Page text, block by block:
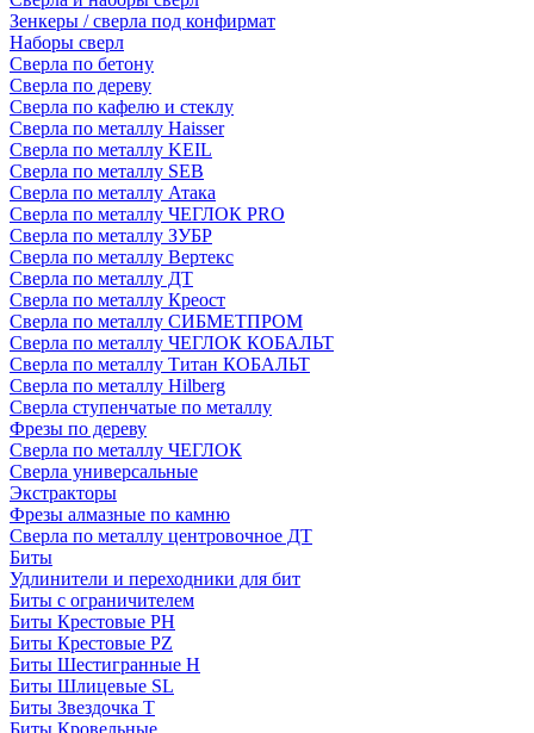
Зенкеры / сверла под конфирмат
Наборы сверл
Сверла по бетону
Сверла по дереву
Сверла по кафелю и стеклу
Сверла по металлу Haisser
Сверла по металлу KEIL
Сверла по металлу SEB
Сверла по металлу Атака
Сверла по металлу ЧЕГЛОК PRO
Сверла по металлу ЗУБР
Сверла по металлу Вертекс
Сверла по металлу ДТ
Сверла по металлу Креост
Сверла по металлу СИБМЕТПРОМ
Сверла по металлу ЧЕГЛОК КОБАЛЬТ
Сверла по металлу Титан КОБАЛЬТ
Сверла по металлу Hilberg
Сверла ступенчатые по металлу
Фрезы по дереву
Сверла по металлу ЧЕГЛОК
Сверла универсальные
Экстракторы
Фрезы алмазные по камню
Сверла по металлу центровочное ДТ
Биты
Удлинители и переходники для бит
Биты с ограничителем
Биты Крестовые PH
Биты Крестовые PZ
Биты Шестигранные H
Биты Шлицевые SL
Биты Звездочка T
Биты Кровельные